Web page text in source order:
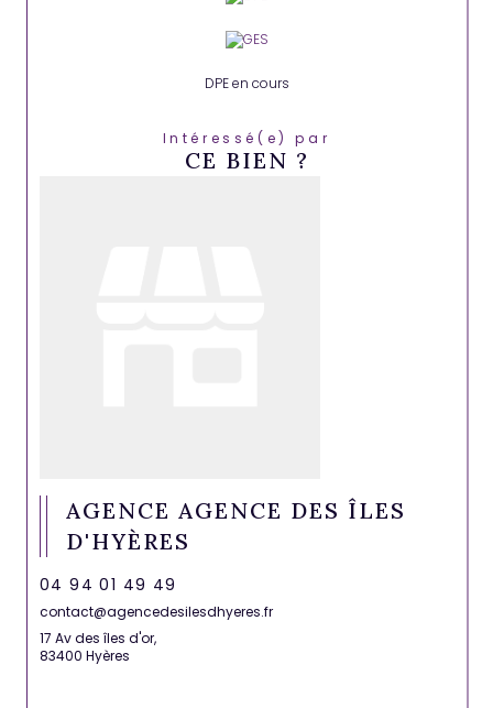
DPE en cours
Intéressé(e) par
CE BIEN ?
AGENCE AGENCE DES ÎLES
D'HYÈRES
04 94 01 49 49
contact@agencedesilesdhyeres.fr
17 Av des îles d'or,
83400 Hyères